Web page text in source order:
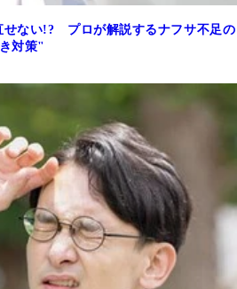
せない!? プロが解説するナフサ不足の
対策"